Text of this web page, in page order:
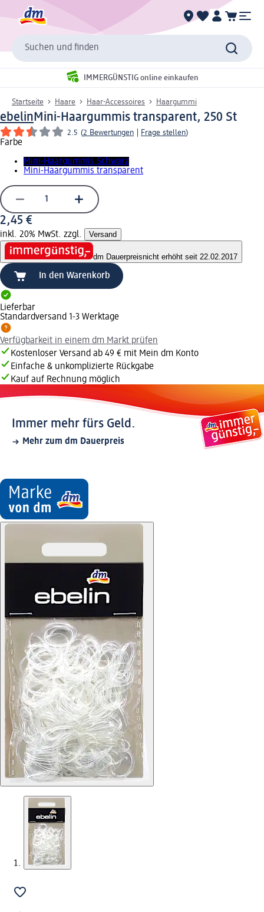
Suchen und finden
IMMERGÜNSTIG online einkaufen
Startseite Haare Haar-Accessoires Haargummi
ebelinMini-Haargummis transparent, 250 St
2.5 (2 Bewertungen Frage stellen)
Farbe
Mini-Haargummis Schwarz
Mini-Haargummis transparent
2,45 €
inkl. 20% MwSt. zzgl. Versand
dm Dauerpreisnicht erhöht seit 22.02.2017
In den Warenkorb
Lieferbar
Standardversand 1-3 Werktage
Verfügbarkeit in einem dm Markt prüfen
Kostenloser Versand ab 49 € mit Mein dm Konto
Einfache & unkomplizierte Rückgabe
Kauf auf Rechnung möglich
Immer mehr fürs Geld.
Mehr zum dm Dauerpreis